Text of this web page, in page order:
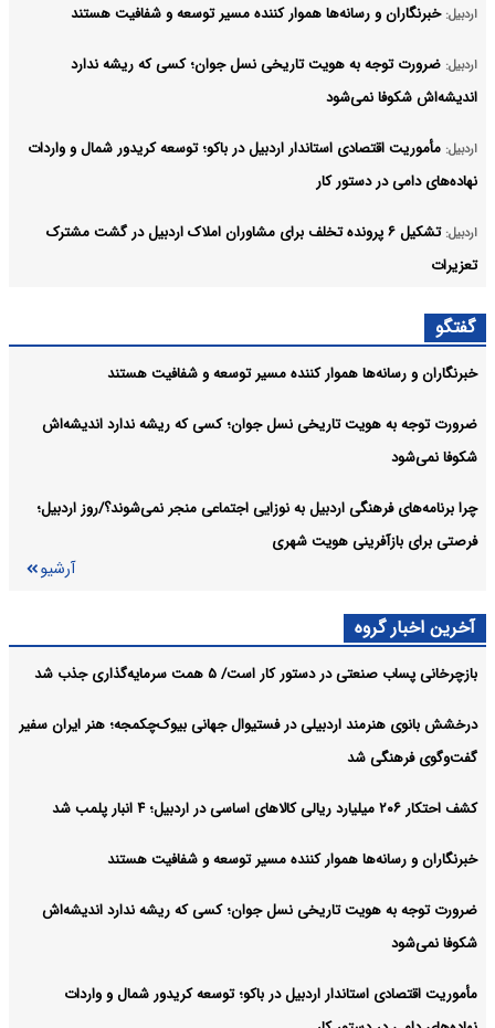
اردبیل: خبرنگاران و رسانه‌ها هموار کننده مسیر توسعه و شفافیت هستند
اردبیل: ضرورت توجه به هویت تاریخی نسل جوان؛ کسی که ریشه ندارد
اندیشه‌اش شکوفا نمی‌شود
اردبیل: مأموریت اقتصادی استاندار اردبیل در باکو؛ توسعه کریدور شمال و واردات
نهاده‌های دامی در دستور کار
اردبیل:
تشکیل ۶ پرونده تخلف برای مشاوران املاک اردبیل در گشت مشترک
تعزیرات
اردبیل: سرعین در آستانه تکمیل پروژه ملی جی‌نف؛ همه اماکن به پلاک هوشمند
مجهز می‌شوند
محکومیت در ۴۴ پرونده مهریه ستاد دیه اردبیل در حال رسیدگی
آرشیو
گفتگو
خبرنگاران و رسانه‌ها هموار کننده مسیر توسعه و شفافیت هستند
ضرورت توجه به هویت تاریخی نسل جوان؛ کسی که ریشه ندارد اندیشه‌اش
شکوفا نمی‌شود
چرا برنامه‌های فرهنگی اردبیل به نوزایی اجتماعی منجر نمی‌شوند؟/روز اردبیل؛
فرصتی برای بازآفرینی هویت شهری
آرشیو
آخرین اخبار گروه
بازچرخانی پساب صنعتی در دستور کار است/ ۵ همت سرمایه‌گذاری جذب شد
درخشش بانوی هنرمند اردبیلی در فستیوال جهانی بیوک‌چکمجه؛ هنر ایران سفیر
گفت‌وگوی فرهنگی شد
کشف احتکار ۲۰۶ میلیارد ریالی کالاهای اساسی در اردبیل؛ ۴ انبار پلمب شد
خبرنگاران و رسانه‌ها هموار کننده مسیر توسعه و شفافیت هستند
ضرورت توجه به هویت تاریخی نسل جوان؛ کسی که ریشه ندارد اندیشه‌اش
شکوفا نمی‌شود
مأموریت اقتصادی استاندار اردبیل در باکو؛ توسعه کریدور شمال و واردات